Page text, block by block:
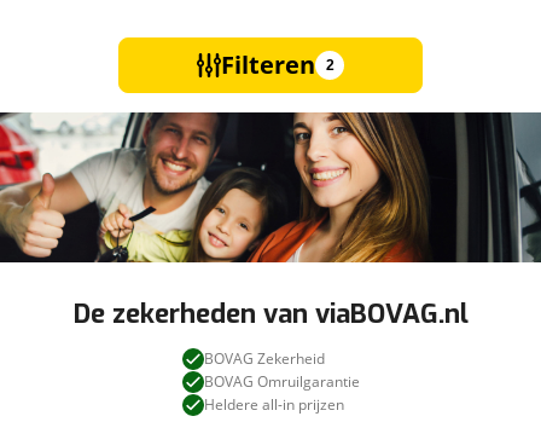
Filteren 2
De zekerheden van viaBOVAG.nl
BOVAG Zekerheid
BOVAG Omruilgarantie
Heldere all-in prijzen